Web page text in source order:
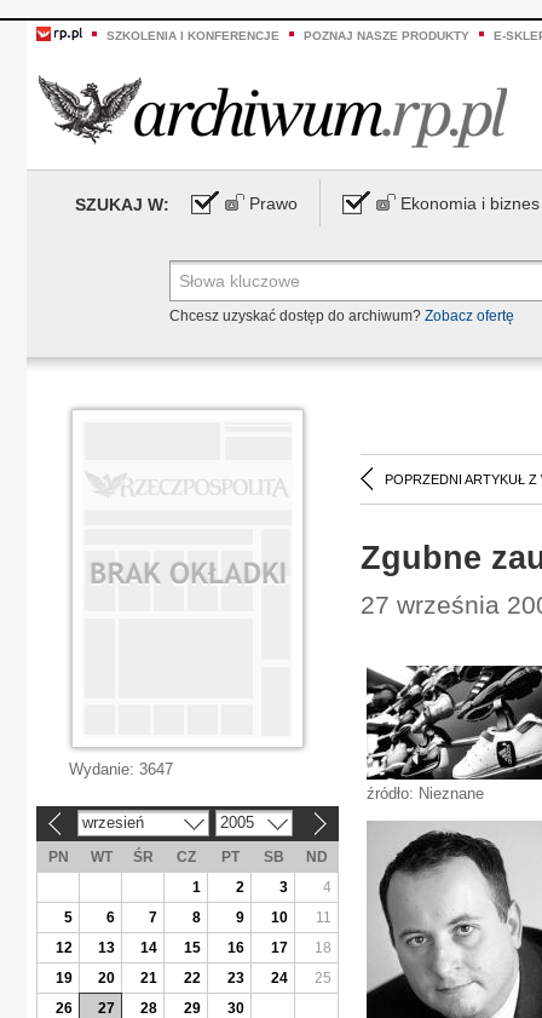
SZKOLENIA I KONFERENCJE POZNAJ NASZE PRODUKTY E-
SZUKAJ W: Prawo Ekonomia i biznes
Chcesz uzyskać dostęp do archiwum? Zobacz ofertę
POPRZEDNI ARTYKUŁ Z
Zgubne
27 września
źródło: Nieznane
Wydanie: 3647
wrzesień 2005
PN WT ŚR CZ PT SB
ND
1
2 3
4
5
6 7 8 9 10
11
12
13 14 15 16 17
18
19
20 21 22 23 24
25
26
27 28 29 30